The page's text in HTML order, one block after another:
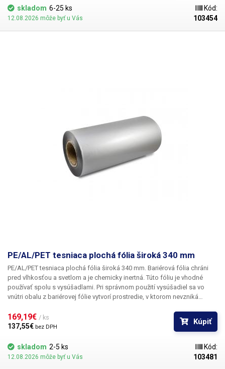
možno zmršťovať aj napr. pomocou teplovzdušnej pištole alebo
teplovzdušnej stanice, ale výsledok nebude ideálny kvôli
nerovnomernému rozloženiu tepla. polyetylénové fólie sú bezfarebné,
číre, bez chuti a zápachu a nemenia sa vplyvom vlhkosti, soli a bežných
Nejde o tunel/rukoväť, ale len o jednostrannú fóliu.
Teplota zmršťovania: od 105 °C Pomer zmrštenia: 2:1 (v smere hadice)
Farba: číra Rozmerová tolerancia +/- 10 % Fotografia slúži len na
skladom 6-25 ks
12.08.2026 môže byť u Vás
Kód:
103454
PE/AL/PET tesniaca plochá fólia široká 340 mm
PE/AL/PET tesniaca plochá fólia široká 340 mm.
pred vlhkosťou a svetlom a je chemicky inertná. Túto fóliu je vhodné
používať spolu s vysúšadlami. Pri správnom použití vysúšadiel sa vo
vnútri obalu z bariérovej fólie vytvorí prostredie, v ktorom nevzniká
suchého ovocia, čaju, kávy, ako aj na balenie elektroniky, súčiastok a
dielov, ktoré sú náchylné napríklad na koróziu alebo oxidáciu. Fólia je
náboj.Fóliu nie je možné použiť na balenie v kombinácii s našimi
automatickými baliacimi strojmi. Fólia PE/AL/PET sa dobre používa v
169,19€ / ks
137,55€ bez DPH
Kúpiť
skladom 2-5 ks
12.08.2026 môže byť u Vás
Kód:
103481